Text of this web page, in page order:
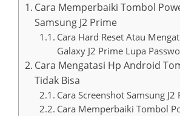
Cara Memperbaiki Tombol
Samsung J2 Prime
Cara Hard Reset Atau
Galaxy J2 Prime Lupa
Cara Mengatasi Hp Android
Tidak Bisa
Cara Screenshot Samsung J2
Cara Memperbaiki Tombol